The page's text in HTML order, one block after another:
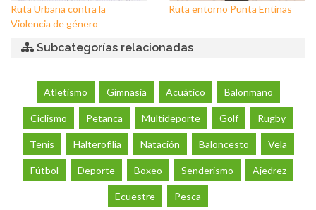
Ruta Urbana contra la
Violencia de género
Ruta entorno Punta Entinas
Subcategorías relacionadas
Atletismo Gimnasia Acuático Balonmano
Ciclismo Petanca Multideporte Golf Rugby
Tenis Halterofilia Natación Baloncesto Vela
Fútbol Deporte Boxeo Senderismo Ajedrez
Ecuestre Pesca